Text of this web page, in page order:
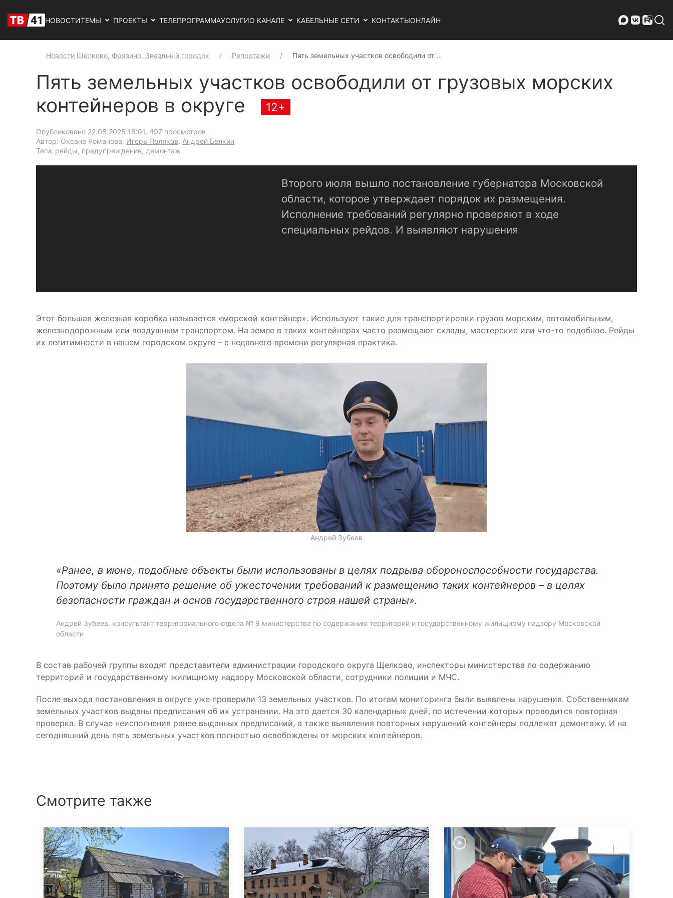
НОВОСТИТЕМЫ ПРОЕКТЫ ТЕЛЕПРОГРАММАУСЛУГИО КАНАЛЕ КАБЕЛЬНЫЕ СЕТИ КОНТАКТЫОНЛАЙН
Новости Щелково, Фрязино, Звездный городок Репортажи Пять земельных участков освободили от …
Пять земельных участков освободили от грузовых морских
контейнеров в округе
12+
Опубликовано 22.08.2025 16:01, 497 просмотров
Автор: Оксана Романова, Игорь Поляков, Андрей Белкин
Теги: рейды, предупреждение, демонтаж
Второго июля вышло постановление губернатора Московской
области, которое утверждает порядок их размещения.
Исполнение требований регулярно проверяют в ходе
специальных рейдов. И выявляют нарушения
Этот большая железная коробка называется «морской контейнер». Используют такие для транспортировки грузов морским, автомобильным,
железнодорожным или воздушным транспортом. На земле в таких контейнерах часто размещают склады, мастерские или что-то подобное. Рейды
их легитимности в нашем городском округе – с недавнего времени регулярная практика.
Андрей Зубеев
«Ранее, в июне, подобные объекты были использованы в целях подрыва обороноспособности государства.
Поэтому было принято решение об ужесточении требований к размещению таких контейнеров – в целях
безопасности граждан и основ государственного строя нашей страны».
Андрей Зубеев, консультант территориального отдела № 9 министерства по содержанию территорий и государственному жилищному надзору Московской
области
В состав рабочей группы входят представители администрации городского округа Щелково, инспекторы министерства по содержанию
территорий и государственному жилищному надзору Московской области, сотрудники полиции и МЧС.
После выхода постановления в округе уже проверили 13 земельных участков. По итогам мониторинга были выявлены нарушения. Собственникам
земельных участков выданы предписания об их устранении. На это дается 30 календарных дней, по истечении которых проводится повторная
проверка. В случае неисполнения ранее выданных предписаний, а также выявления повторных нарушений контейнеры подлежат демонтажу. И на
сегодняшний день пять земельных участков полностью освобождены от морских контейнеров.
Смотрите также